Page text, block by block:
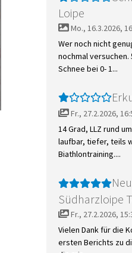
Loipe
Mo., 16.3.2026,
Wer noch nicht
nochmal
Schnee bei 0- 1...
Fr., 27.2.2026,
14 Grad, LLZ rund
laufbar, tiefer, teils
Biathlontraining....
Südharzloipe
Fr., 27.2.2026,
Vielen Dank für die
ersten Berichts zu